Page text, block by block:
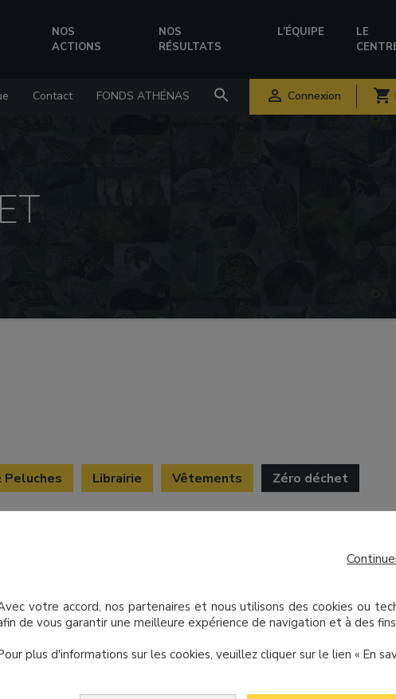
votre accord, nos partenaires et nous utilisons des cookies ou
de vous garantir une meilleure expérience de navigation et à des
plus d'informations sur les cookies, veuillez cliquer sur le lien « En
NOS
ACTIONS
NOS
RÉSULTATS
L’ÉQUIPE
LE
Contact FONDS ATHÉNAS  Connexion shopping_cart
Peluches Librairie Vêtements Zéro déchet